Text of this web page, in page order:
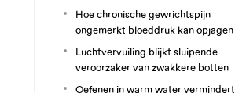
Hoe chronische gewrichtspijn
ongemerkt bloeddruk kan opjagen
Luchtvervuiling blijkt sluipende
veroorzaker van zwakkere botten
Oefenen in warm water vermindert